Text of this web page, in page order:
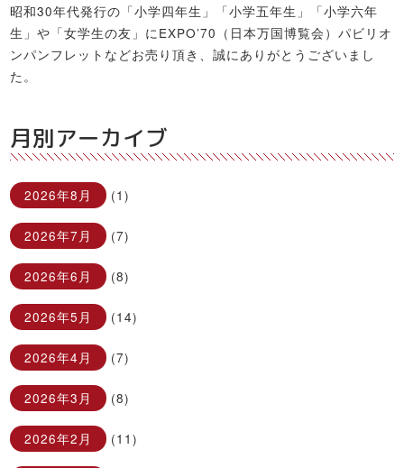
昭和30年代発行の「小学四年生」「小学五年生」「小学六年
生」や「女学生の友」にEXPO’70（日本万国博覧会）パビリオ
ンパンフレットなどお売り頂き、誠にありがとうございまし
た。
月別アーカイブ
2026年8月 (1)
2026年7月 (7)
2026年6月 (8)
2026年5月 (14)
2026年4月 (7)
2026年3月 (8)
2026年2月 (11)